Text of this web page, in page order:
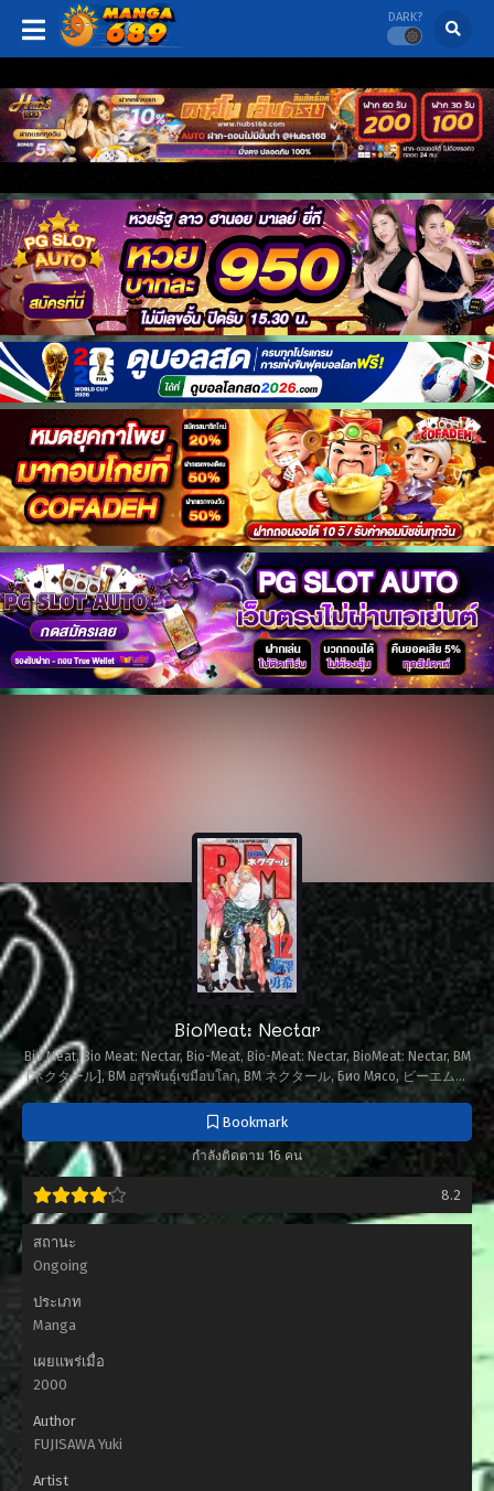
DARK?
BioMeat: Nectar
Bio Meat, Bio Meat: Nectar, Bio-Meat, Bio-Meat: Nectar, BioMeat: Nectar, BM
[ネクタール], BM อสูรพันธุ์เขมือบโลก, BM ネクタール, Био Мясо, ビーエムネ
クタール, 究极生物, 究極生物
Bookmark
กำลังติดตาม 16 คน
8.2
สถานะ
Ongoing
ประเภท
Manga
เผยแพร่เมื่อ
2000
Author
FUJISAWA Yuki
Artist